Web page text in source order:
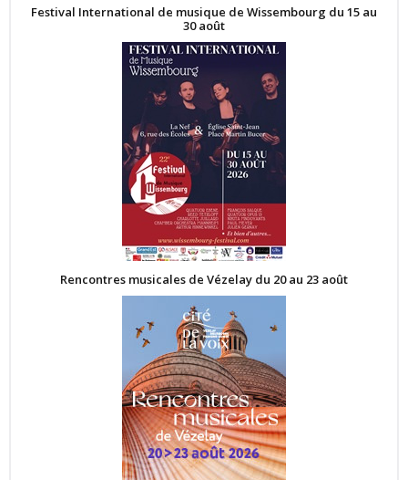
Festival International de musique de Wissembourg du 15 au
30 août
Rencontres musicales de Vézelay du 20 au 23 août